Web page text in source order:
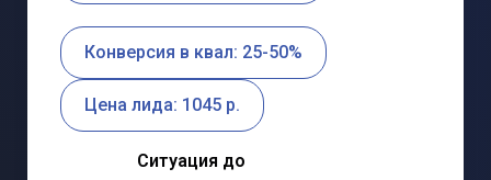
Конверсия в квал: 25-50%
Цена лида: 1045 р.
Ситуация до